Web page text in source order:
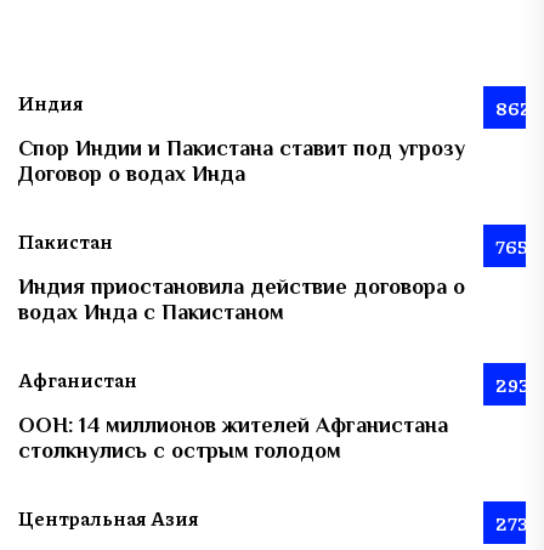
Индия 862
Спор Индии и Пакистана ставит под угрозу
Договор о водах Инда
Пакистан 765
Индия приостановила действие договора о
водах Инда с Пакистаном
Афганистан 293
ООН: 14 миллионов жителей Афганистана
столкнулись с острым голодом
Центральная Азия 273